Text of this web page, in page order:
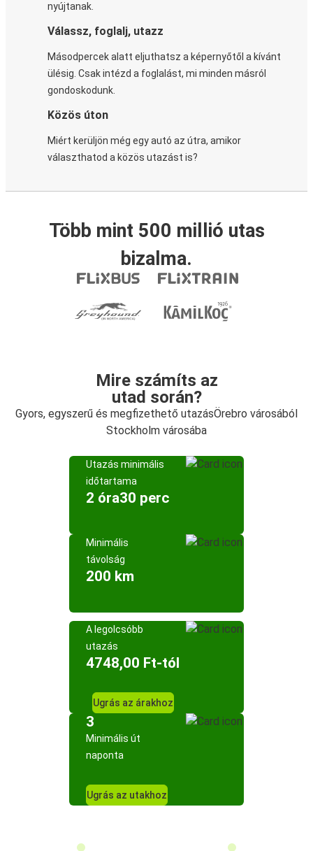
nyújtanak.
Válassz, foglalj, utazz
Másodpercek alatt eljuthatsz a képernyőtől a kívánt
ülésig. Csak intézd a foglalást, mi minden másról
gondoskodunk.
Közös úton
Miért kerüljön még egy autó az útra, amikor
választhatod a közös utazást is?
Több mint 500 millió utas
bizalma.
Mire számíts az
utad során?
Gyors, egyszerű és megfizethető utazásÖrebro városából
Stockholm városába
Utazás minimális
időtartama
2 óra30 perc
Minimális
távolság
200 km
A legolcsóbb
utazás
4748,00 Ft-tól
Ugrás az árakhoz
3
Minimális út
naponta
Ugrás az utakhoz